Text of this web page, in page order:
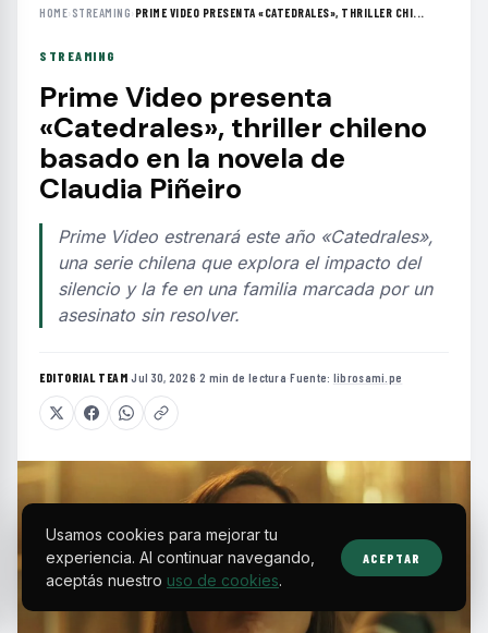
HOME› STREAMING› PRIME VIDEO PRESENTA «CATEDRALES», THRILLER CHI...
STREAMING
Prime Video presenta
«Catedrales», thriller chileno
basado en la novela de
Claudia Piñeiro
Prime Video estrenará este año «Catedrales»,
una serie chilena que explora el impacto del
silencio y la fe en una familia marcada por un
asesinato sin resolver.
EDITORIAL TEAM·Jul 30, 2026·2 min de lectura·Fuente: librosami.pe
Usamos cookies para mejorar tu
experiencia. Al continuar navegando,
aceptás nuestro uso de cookies.
ACEPTAR